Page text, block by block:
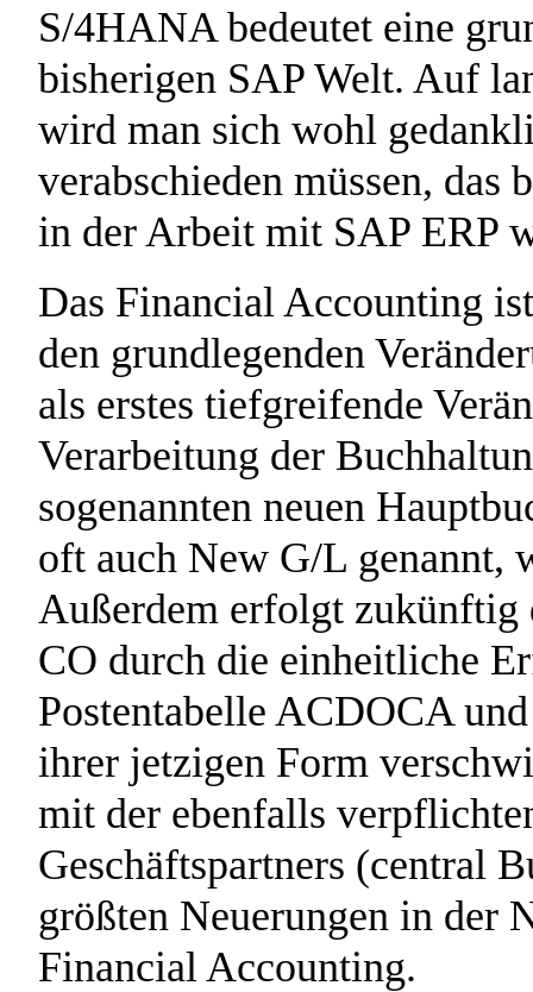
S/4HANA bedeutet eine
bisherigen SAP Welt. Auf
wird man sich wohl
verabschieden müssen, das
in der Arbeit mit SAP ERP
Das Financial Accounting
den grundlegenden
als erstes tiefgreifende
Verarbeitung der
sogenannten neuen
oft auch New G/L
Außerdem erfolgt zukünftig
CO durch die einheitliche
Postentabelle ACDOCA
ihrer jetzigen Form
mit der ebenfalls
Geschäftspartners (central
größten Neuerungen in der
Financial Accounting.